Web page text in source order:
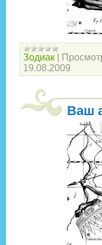
Зодиак
19.08.2009
Ваш